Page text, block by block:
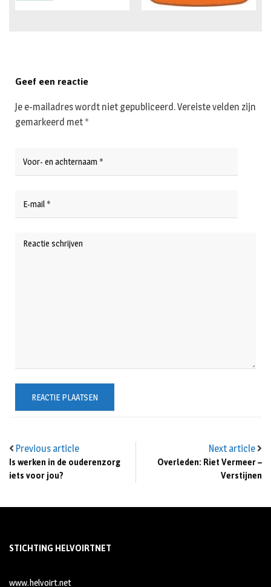
Previous article
Is werken in de ouderenzorg
iets voor jou?
Next article
Overleden: Riet Vermeer –
Verstijnen
Geef een reactie
Je e-mailadres wordt niet gepubliceerd.Vereiste velden zijn
gemarkeerd met *
STICHTING HELVOIRTNET
www.helvoirt.net